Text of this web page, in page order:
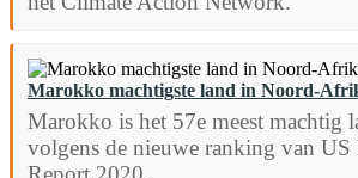
Marokko machtigste land in Noord-
Marokko is het 57e meest machtig
volgens de nieuwe ranking van US